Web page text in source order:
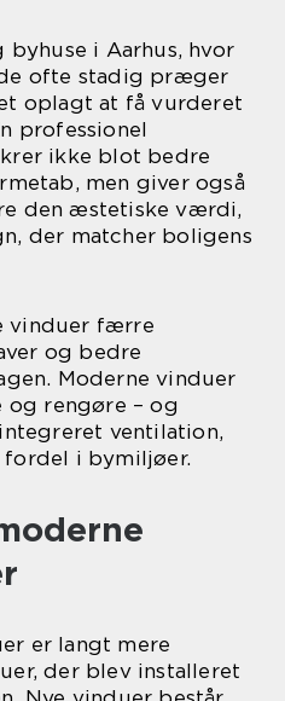
i Aarhus, hvor
ofte stadig præger
oplagt at få vurderet
professionel
ikke blot bedre
men giver også
den æstetiske værdi,
der matcher boligens
vinduer færre
og bedre
Moderne vinduer
og rengøre – og
ventilation,
i bymiljøer.
er langt mere
der blev installeret